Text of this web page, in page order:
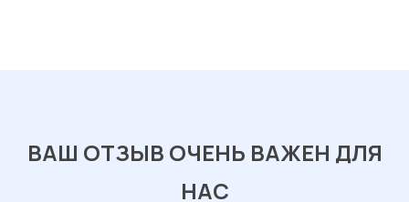
ВАШ ОТЗЫВ ОЧЕНЬ ВАЖЕН ДЛЯ
НАС